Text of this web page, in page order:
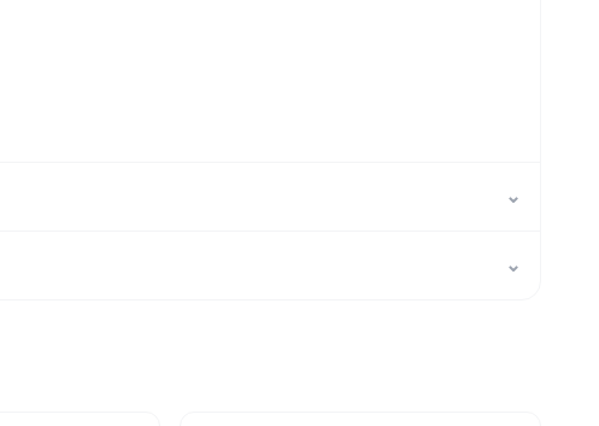
⌄
⌄